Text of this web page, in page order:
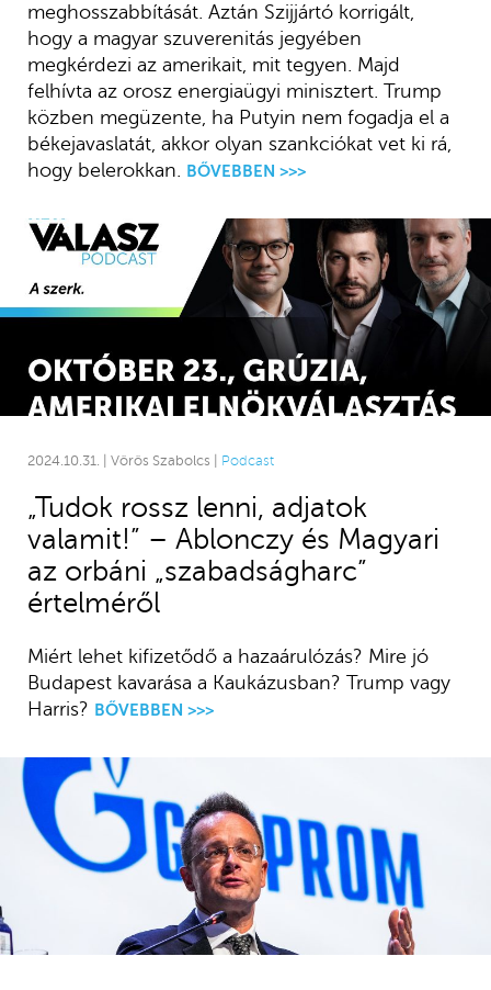
meghosszabbítását. Aztán Szijjártó korrigált,
hogy a magyar szuverenitás jegyében
megkérdezi az amerikait, mit tegyen. Majd
felhívta az orosz energiaügyi minisztert. Trump
közben megüzente, ha Putyin nem fogadja el a
békejavaslatát, akkor olyan szankciókat vet ki rá,
hogy belerokkan. BŐVEBBEN >>>
2024.10.31. | Vörös Szabolcs | Podcast
„Tudok rossz lenni, adjatok
valamit!” – Ablonczy és Magyari
az orbáni „szabadságharc”
értelméről
Miért lehet kifizetődő a hazaárulózás? Mire jó
Budapest kavarása a Kaukázusban? Trump vagy
Harris? BŐVEBBEN >>>